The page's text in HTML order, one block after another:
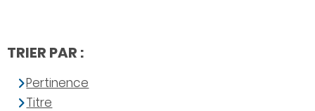
TRIER PAR :
Pertinence
Titre